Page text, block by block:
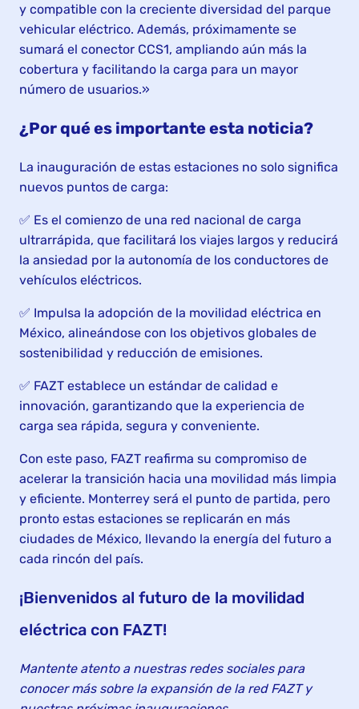
y compatible con la creciente diversidad del parque
vehicular eléctrico. Además, próximamente se
sumará el conector CCS1, ampliando aún más la
cobertura y facilitando la carga para un mayor
número de usuarios.»
¿Por qué es importante esta noticia?
La inauguración de estas estaciones no solo significa
nuevos puntos de carga:
✅ Es el comienzo de una red nacional de carga
ultrarrápida, que facilitará los viajes largos y reducirá
la ansiedad por la autonomía de los conductores de
vehículos eléctricos.
✅ Impulsa la adopción de la movilidad eléctrica en
México, alineándose con los objetivos globales de
sostenibilidad y reducción de emisiones.
✅ FAZT establece un estándar de calidad e
innovación, garantizando que la experiencia de
carga sea rápida, segura y conveniente.
Con este paso, FAZT reafirma su compromiso de
acelerar la transición hacia una movilidad más limpia
y eficiente. Monterrey será el punto de partida, pero
pronto estas estaciones se replicarán en más
ciudades de México, llevando la energía del futuro a
cada rincón del país.
¡Bienvenidos al futuro de la movilidad
eléctrica con FAZT!
Mantente atento a nuestras redes sociales para
conocer más sobre la expansión de la red FAZT y